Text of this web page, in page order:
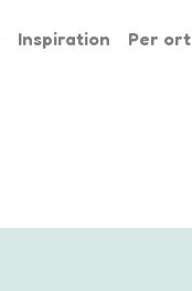
Inspiration Per ort